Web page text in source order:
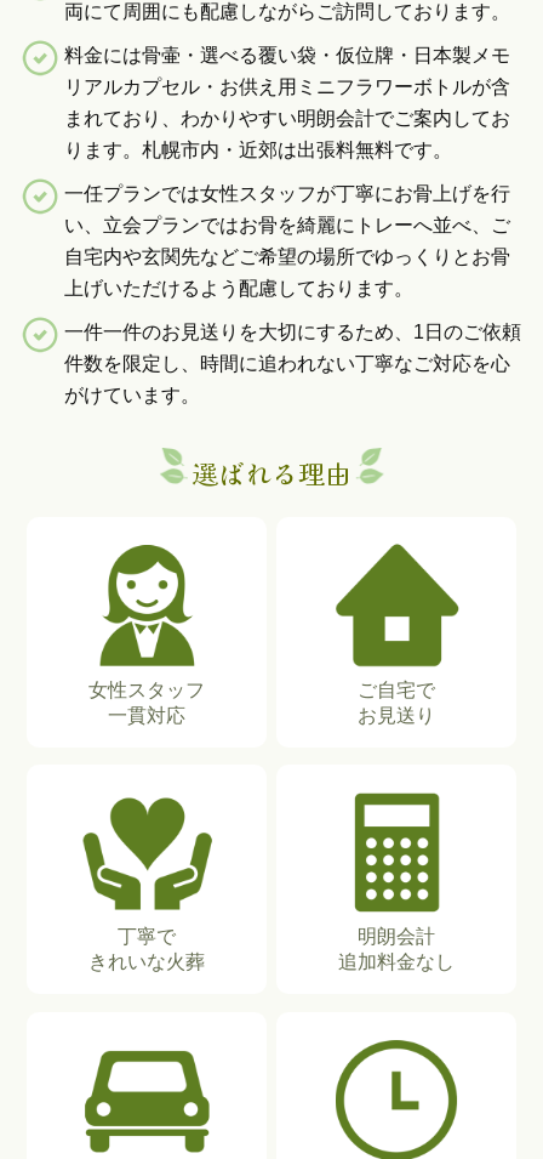
両にて周囲にも配慮しながらご訪問しております。
料金には骨壷・選べる覆い袋・仮位牌・日本製メモ
リアルカプセル・お供え用ミニフラワーボトルが含
まれており、わかりやすい明朗会計でご案内してお
ります。札幌市内・近郊は出張料無料です。
一任プランでは女性スタッフが丁寧にお骨上げを行
い、立会プランではお骨を綺麗にトレーへ並べ、ご
自宅内や玄関先などご希望の場所でゆっくりとお骨
上げいただけるよう配慮しております。
一件一件のお見送りを大切にするため、1日のご依頼
件数を限定し、時間に追われない丁寧なご対応を心
がけています。
選ばれる理由
女性スタッフ
一貫対応
ご自宅で
お見送り
丁寧で
きれいな火葬
明朗会計
追加料金なし